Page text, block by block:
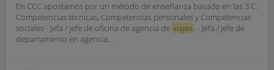
En CCC apostamos por un método de enseñanza basado en las 3 C:
Competencias técnicas, Competencias personales y Competencias
sociales - Jefa / jefe de oficina de agencia de viajes. - Jefa / jefe de
departamento en agencia...